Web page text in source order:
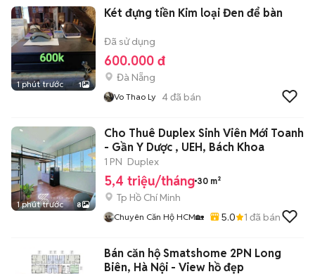
1 phút trước 1
Két đựng tiền Kim loại Đen để bàn
Đã sử dụng
600.000 đ
Đà Nẵng
Vo Thao Ly 4đã bán
1 phút trước 8
Cho Thuê Duplex Sinh Viên Mới Toanh
- Gần Y Dược , UEH, Bách Khoa
1 PN Duplex
5,4 triệu/tháng 30 m²
Tp Hồ Chí Minh
Chuyên Căn Hộ HCM🏡 5.0 1 đã bán
Bán căn hộ Smatshome 2PN Long
Biên, Hà Nội - View hồ đẹp